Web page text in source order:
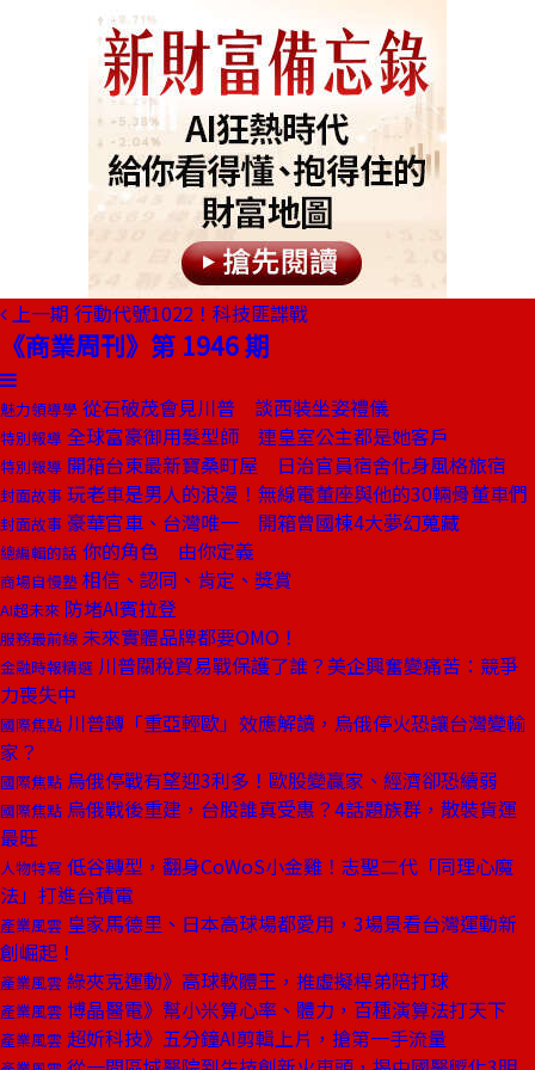
上一期 行動代號1022！科技匪諜戰
《商業周刊》第 1946 期
魅力領導學 從石破茂會見川普 談西裝坐姿禮儀
特別報導 全球富豪御用髮型師 連皇室公主都是她客戶
特別報導 開箱台東最新寶桑町屋 日治官員宿舍化身風格旅宿
封面故事 玩老車是男人的浪漫！無線電董座與他的30輛骨董車們
封面故事 豪華官車、台灣唯一 開箱曾國棟4大夢幻蒐藏
總編輯的話 你的角色 由你定義
商場自慢塾 相信、認同、肯定、獎賞
AI超未來 防堵AI賓拉登
服務最前線 未來實體品牌都要OMO！
金融時報精選 川普關稅貿易戰保護了誰？美企興奮變痛苦：競爭
力喪失中
國際焦點 川普轉「重亞輕歐」效應解讀，烏俄停火恐讓台灣變輸
家？
國際焦點 烏俄停戰有望迎3利多！歐股變贏家、經濟卻恐續弱
國際焦點 烏俄戰後重建，台股誰真受惠？4話題族群，散裝貨運
最旺
人物特寫 低谷轉型，翻身CoWoS小金雞！志聖二代「同理心魔
法」打進台積電
產業風雲 皇家馬德里、日本高球場都愛用，3場景看台灣運動新
創崛起！
產業風雲 綠夾克運動》高球軟體王，推虛擬桿弟陪打球
產業風雲 博晶醫電》幫小米算心率、體力，百種演算法打天下
產業風雲 超妡科技》五分鐘AI剪輯上片，搶第一手流量